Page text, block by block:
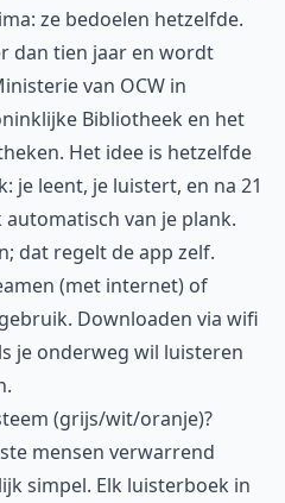
ze bedoelen hetzelfde.
dan tien jaar en wordt
van OCW in
Bibliotheek en het
Het idee is hetzelfde
je leent, je luistert, en na 21
van je plank.
dat regelt de app zelf.
(met internet) of
Downloaden via wifi
je onderweg wil luisteren
(grijs/wit/oranje)?
mensen verwarrend
simpel. Elk luisterboek in